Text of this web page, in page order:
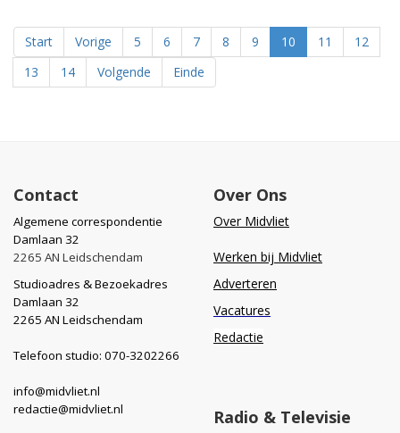
Start Vorige 5 6 7 8 9 10 11
12
13
14 Volgende Einde
Contact
Algemene correspondentie
Damlaan 32
2265 AN Leidschendam
Studioadres & Bezoekadres
Damlaan 32
2265 AN Leidschendam
Telefoon studio: 070-3202266
info@midvliet.nl
redactie@midvliet.nl
Over Ons
Over Midvliet
Werken bij Midvliet
Adverteren
Vacatures
Redactie
Radio & Televisie